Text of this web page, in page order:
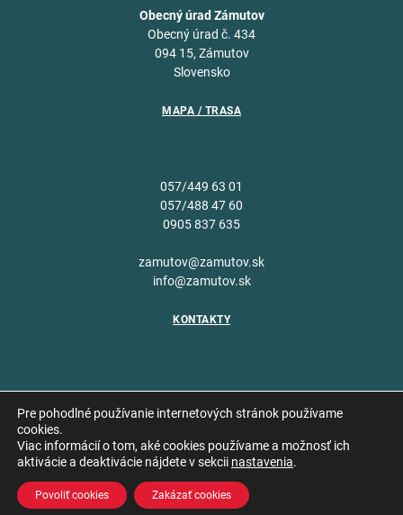
Obecný úrad Zámutov
Obecný úrad č. 434
094 15, Zámutov
Slovensko
MAPA / TRASA
057/449 63 01
057/488 47 60
0905 837 635
zamutov@zamutov.sk
info@zamutov.sk
KONTAKTY
Copyright © 2026 Obec
Pre pohodlné používanie internetových stránok používame
cookies.
Viac informácií o tom, aké cookies používame a možnosť ich
aktivácie a deaktivácie nájdete v sekcii nastavenia.
Povoliť cookies Zakázať cookies